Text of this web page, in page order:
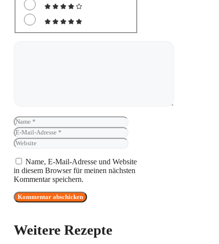
Name
Name, E-Mail-Adresse und Website
in diesem Browser für meinen nächsten
Kommentar speichern.
Weitere Rezepte